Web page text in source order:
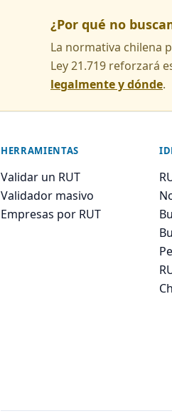
¿Por qué no
La normativa chilena
Ley 21.719 reforzará
legalmente y dónde.
HERRAMIENTAS
Validar un RUT
Validador masivo
Empresas por RUT